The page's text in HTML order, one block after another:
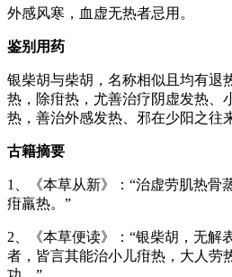
外感风寒，血虚无热者忌用。
鉴别用药
银柴胡与柴胡，名称相似且均有退
热，除疳热，尤善治疗阴虚发热、
热，善治外感发热、邪在少阳之往
古籍摘要
1、《本草从新》：“治虚劳肌热骨
疳羸热。”
2、《本草便读》：“银柴胡，无解
者，皆言其能治小儿疳热，大人劳